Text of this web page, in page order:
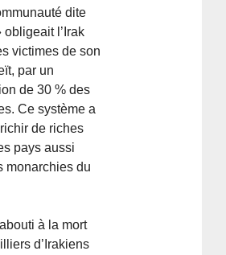
dite
l’Irak
victimes de son
par un
de 30 % des
Ce système a
de riches
pays aussi
monarchies du
à la mort
d’Irakiens